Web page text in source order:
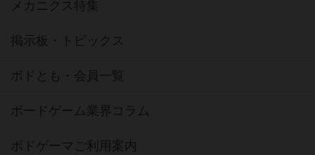
メカニクス特集
掲示板・トピックス
ボドとも・会員一覧
ボードゲーム業界コラム
ボドゲーマご利用案内